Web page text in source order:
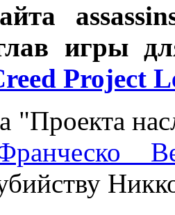
игры
Project
"Проекта